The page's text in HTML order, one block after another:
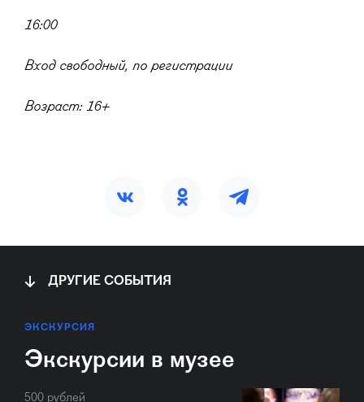
16:00
Вход свободный, по регистрации
Возраст: 16+
ДРУГИЕ СОБЫТИЯ
ЭКСКУРСИЯ
Экскурсии в музее
500 рублей